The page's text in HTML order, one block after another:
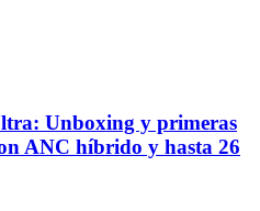
Unboxing y primeras
ANC híbrido y hasta 26